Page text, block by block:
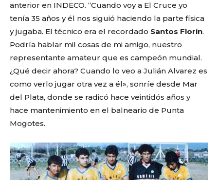
anterior en INDECO. “Cuando voy a El Cruce yo
tenía 35 años y él nos siguió haciendo la parte física
y jugaba. El técnico era el recordado Santos Florín.
Podría hablar mil cosas de mi amigo, nuestro
representante amateur que es campeón mundial.
¿Qué decir ahora? Cuando lo veo a Julián Alvarez es
como verlo jugar otra vez a él», sonríe desde Mar
del Plata, donde se radicó hace veintidós años y
hace mantenimiento en el balneario de Punta
Mogotes.